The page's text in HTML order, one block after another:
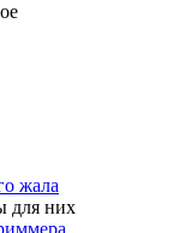
жала
для них